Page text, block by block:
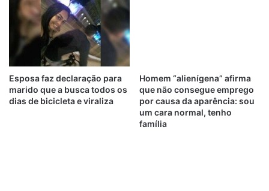
Esposa faz declaração para
marido que a busca todos os
dias de bicicleta e viraliza
Homem “alienígena” afirma
que não consegue emprego
por causa da aparência: sou
um cara normal, tenho
família